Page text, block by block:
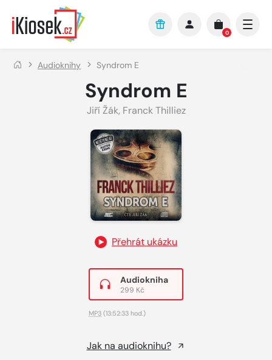
Přejít na hlavní obsah
0
Audioknihy Syndrom E
Syndrom E
Jiří Žák, Franck Thilliez
Přehrát ukázku
Audiokniha
299 Kč
MP3 (13:52:33 hod.)
Jak na audioknihu?